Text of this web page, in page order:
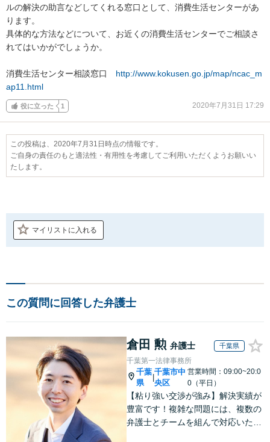
ルの解決の助言などしてくれる窓口として、消費生活センターがあ
ります。
具体的な方法などについて、お近くの消費生活センターでご相談さ
れてはいかがでしょうか。
消費生活センター相談窓口 http://www.kokusen.go.jp/map/ncac_m
ap11.html
役に立った 1 2020年7月31日 17:29
この投稿は、2020年7月31日時点の情報です。
ご自身の責任のもと適法性・有用性を考慮してご利用いただくようお願いい
たします。
マイリストに入れる
この質問に回答した弁護士
倉田 勲 弁護士 千葉県
千葉第一法律事務所
千葉
県
千葉市中
央区
営業時間：09:00~20:0
0（平日）
【粘り強い交渉が強み】解決実績が
豊富です！複雑な問題には、複数の
弁護士とチームを組んで対応いたし